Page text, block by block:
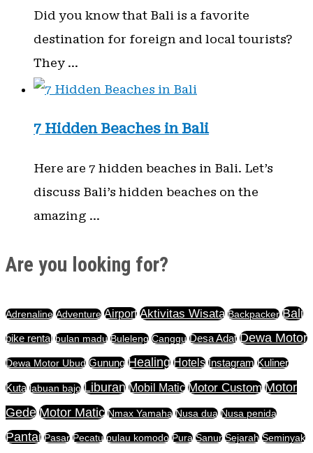
Did you know that Bali is a favorite
destination for foreign and local tourists?
They …
7 Hidden Beaches in Bali
Here are 7 hidden beaches in Bali. Let’s
discuss Bali’s hidden beaches on the
amazing …
Are you looking for?
Adrenaline Adventure Airport Aktivitas Wisata Backpacker Bali
bike rental bulan madu Buleleng Canggu Desa Adat Dewa Motor
Dewa Motor Ubud Gunung Healing Hotels Instagram Kuliner
Kuta labuan bajo Liburan Mobil Matic Motor Custom Motor
Gede Motor Matic Nmax Yamaha Nusa dua Nusa penida
Pantai Pasar Pecatu pulau komodo Pura Sanur Sejarah Seminyak